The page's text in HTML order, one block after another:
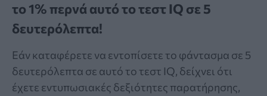
το 1% περνά αυτό το τεστ IQ σε 5
δευτερόλεπτα!
Εάν καταφέρετε να εντοπίσετε το φάντασμα σε 5
δευτερόλεπτα σε αυτό το τεστ IQ, δείχνει ότι
έχετε εντυπωσιακές δεξιότητες παρατήρησης,